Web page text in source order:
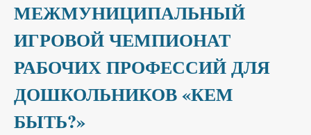
МЕЖМУНИЦИПАЛЬНЫЙ
ИГРОВОЙ ЧЕМПИОНАТ
РАБОЧИХ ПРОФЕССИЙ ДЛЯ
ДОШКОЛЬНИКОВ «КЕМ
БЫТЬ?»